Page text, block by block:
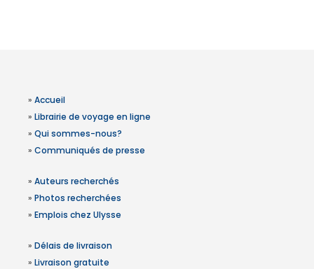
» Accueil
» Librairie de voyage en ligne
» Qui sommes-nous?
» Communiqués de presse
» Auteurs recherchés
» Photos recherchées
» Emplois chez Ulysse
» Délais de livraison
» Livraison gratuite